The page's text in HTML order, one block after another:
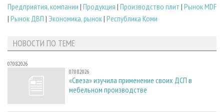
Предприятия, компании | Продукция | Производство плит | Рынок MDF
| Рынок ДВП | Экономика, рынок| Республика Коми
НОВОСТИ ПО ТЕМЕ
07.08.2026
07.08.2026
«Свеза» изучила применение своих ДСП в
мебельном производстве